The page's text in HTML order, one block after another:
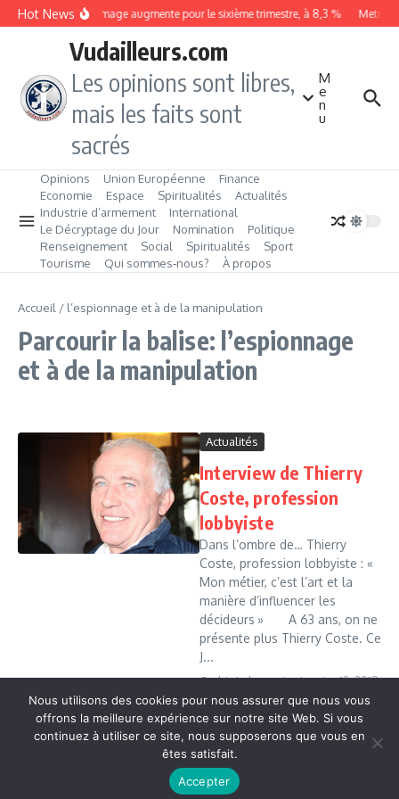
Aller au contenu
Hot NewsLe chômage augmente pour le sixième trimestre, à 8,3 %
Vudailleurs.com
Les opinions sont libres,
mais les faits sont
sacrés
M
e
n
u
Opinions Union Européenne
Finance
Economie
Espace Spiritualités
Actualités
Industrie d’armement
International
Le Décryptage du Jour
Nomination
Politique
Renseignement
Social Spiritualités
Sport
Tourisme
Qui sommes‑nous? À propos
Accueil / l’espionnage et à de la manipulation
Parcourir la balise: l’espionnage
et à de la manipulation
Actualités
Interview de Thierry
Coste, profession
lobbyiste
Dans l’ombre de… Thierry
Coste, profession lobbyiste : «
Mon métier, c’est l’art et la
manière d’influencer les
décideurs » A 63 ans, on ne
présente plus Thierry Coste. Ce
J...
Cedric Leboussi janvier 13, 2019
Read More
Copyright © 2026 Vudailleurs.com | Réalisé par
d'actualités X
Nous utilisons des cookies pour nous assurer que nous vous
offrons la meilleure expérience sur notre site Web. Si vous
continuez à utiliser ce site, nous supposerons que vous en
êtes satisfait.
Accepter